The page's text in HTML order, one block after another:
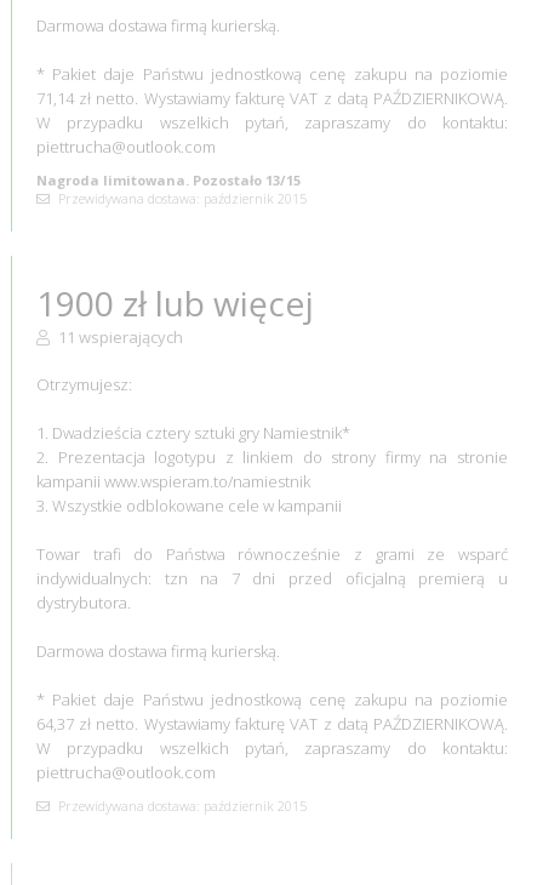
Darmowa dostawa firmą kurierską.
* Pakiet daje Państwu jednostkową cenę zakupu na poziomie
71,14 zł netto. Wystawiamy fakturę VAT z datą PAŹDZIERNIKOWĄ.
W przypadku wszelkich pytań, zapraszamy do kontaktu:
piettrucha@outlook.com
Nagroda limitowana. Pozostało 13/15
Przewidywana dostawa: październik 2015
1900 zł lub więcej
11 wspierających
Otrzymujesz:
1. Dwadzieścia cztery sztuki gry Namiestnik*
2. Prezentacja logotypu z linkiem do strony firmy na stronie
kampanii www.wspieram.to/namiestnik
3. Wszystkie odblokowane cele w kampanii
Towar trafi do Państwa równocześnie z grami ze wsparć
indywidualnych: tzn na 7 dni przed oficjalną premierą u
dystrybutora.
Darmowa dostawa firmą kurierską.
* Pakiet daje Państwu jednostkową cenę zakupu na poziomie
64,37 zł netto. Wystawiamy fakturę VAT z datą PAŹDZIERNIKOWĄ.
W przypadku wszelkich pytań, zapraszamy do kontaktu:
piettrucha@outlook.com
Przewidywana dostawa: październik 2015